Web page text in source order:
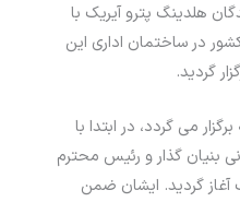
هلدینگ پترو آیریک با
در ساختمان اداری این
می گردد، در ابتدا با
گذار و رئیس محترم
گردید. ایشان ضمن